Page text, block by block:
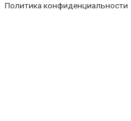
Политика конфиденциальности